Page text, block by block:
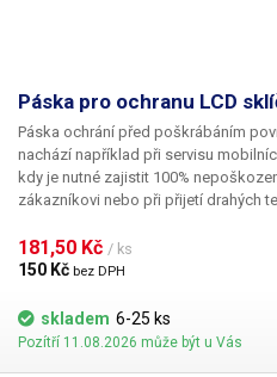
Páska pro ochranu LCD
Páska ochrání před poškrábáním
nachází například při servisu
kdy je nutné zajistit 100%
zákazníkovi nebo při přijetí drahých
181,50 Kč / ks
150 Kč bez DPH
skladem 6-25 ks
Pozítří 11.08.2026 může být u Vás